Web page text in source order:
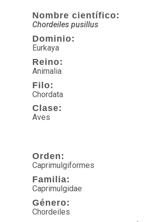
Nombre científico:
Chordeiles pusillus
Dominio:
Eurkaya
Reino:
Animalia
Filo:
Chordata
Clase:
Aves
Orden:
Caprimulgiformes
Familia:
Caprimulgidae
Género:
Chordeiles